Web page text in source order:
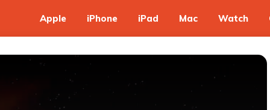
Apple iPhone iPad Mac Watch